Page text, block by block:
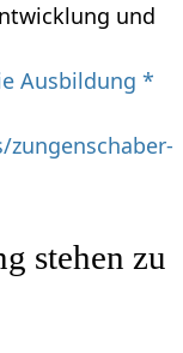
und
Ausbildung *
stehen zu